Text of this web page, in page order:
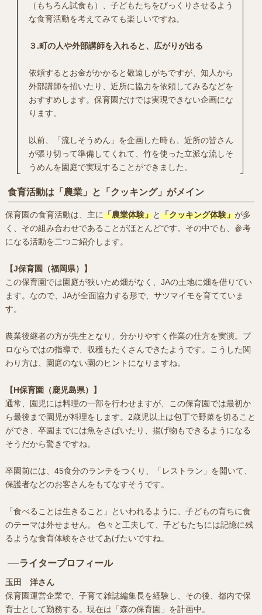
（もちろん試食も）、子どもたちをびっくりさせるよう
な食育活動を考えてみても楽しいですね。
３.町の人や外部講師を入れると、広がりが出る
依頼するとお金がかかると敬遠しがちですが、知人から
外部講師を招いたり、近所に協力を依頼してみるなどを
おすすめします。保育園だけでは実現できない企画にな
ります。
以前、「流しそうめん」を企画した時も、近所の皆さん
が張り切って準備してくれて、竹を使った立派な流しそ
うめんを園庭で実現することができました。
食育活動は「農業」と「クッキング」がメイン
保育園の食育活動は、主に「農業体験」と「クッキング体験」が多
く、その組み合わせであることがほとんどです。その中でも、参考
になる活動を二つご紹介します。
【J保育園（福岡県）】
この保育園では園庭が狭いため畑がなく、JAの土地に畑を借りてい
ます。なので、JAが全面協力する形で、サツマイモを育てていま
す。
農業後継者の方が先生となり、分かりやすく作業の仕方を実演。プ
ロならではの指導で、収穫もたくさんできたようです。こうした関
わり方は、園庭のない園のヒントになりますね。
【H保育園（鹿児島県）】
通常、園児には料理の一部を行わせますが、この保育園では最初か
ら最後まで園児が料理をします。2歳児以上は包丁で野菜を切ること
ができ、卒園までには魚をさばいたり、揚げ物もできるようになる
そうだから驚きですね。
卒園前には、45食分のランチをつくり、「レストラン」を開いて、
保護者などのお客さんをもてなすそうです。
「食べることは生きること」といわれるように、子どもの育ちに食
のテーマは外せません。 色々と工夫して、子どもたちには記憶に残
るような食育体験をさせてあげたいですね。
ライタープロフィール
玉田 洋さん
保育園運営企業で、子育て雑誌編集長を経験し、その後、都内で保
育士として勤務する。現在は「森の保育園」を計画中。